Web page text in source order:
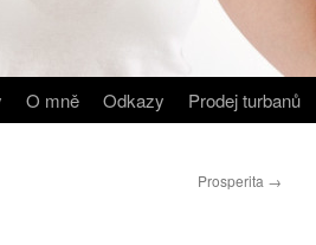
O mně Odkazy Prodej turbanů
Prosperita →